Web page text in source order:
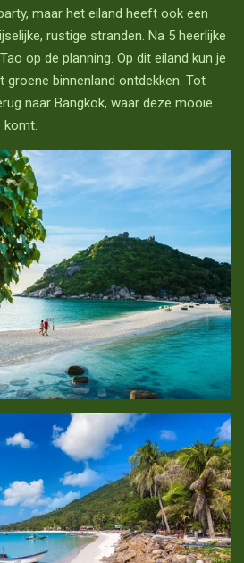
maar het eiland heeft ook een
rustige stranden. Na 5 heerlijke
op de planning. Op dit eiland kun je
binnenland ontdekken. Tot
naar Bangkok, waar deze mooie
komt.